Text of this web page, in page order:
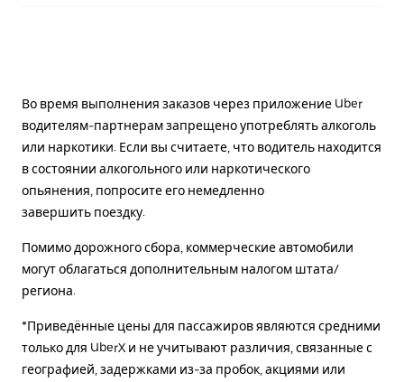
Во время выполнения заказов через приложение Uber
водителям-партнерам запрещено употреблять алкоголь
или наркотики. Если вы считаете, что водитель находится
в состоянии алкогольного или наркотического
опьянения, попросите его немедленно
завершить поездку.
Помимо дорожного сбора, коммерческие автомобили
могут облагаться дополнительным налогом штата/
региона.
*Приведённые цены для пассажиров являются средними
только для UberX и не учитывают различия, связанные с
географией, задержками из-за пробок, акциями или